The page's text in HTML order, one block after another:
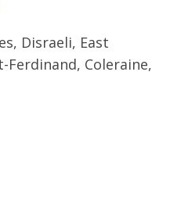
Disraeli, East
Ferdinand, Coleraine,